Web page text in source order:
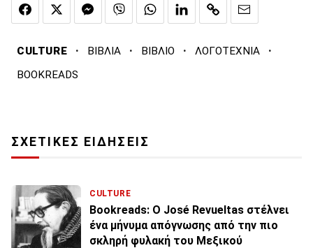
CULTURE · ΒΙΒΛΙΑ · ΒΙΒΛΙΟ · ΛΟΓΟΤΕΧΝΙΑ ·
BOOKREADS
ΣΧΕΤΙΚΕΣ ΕΙΔΗΣΕΙΣ
CULTURE
Bookreads: Ο José Revueltas στέλνει
ένα μήνυμα απόγνωσης από την πιο
σκληρή φυλακή του Μεξικού